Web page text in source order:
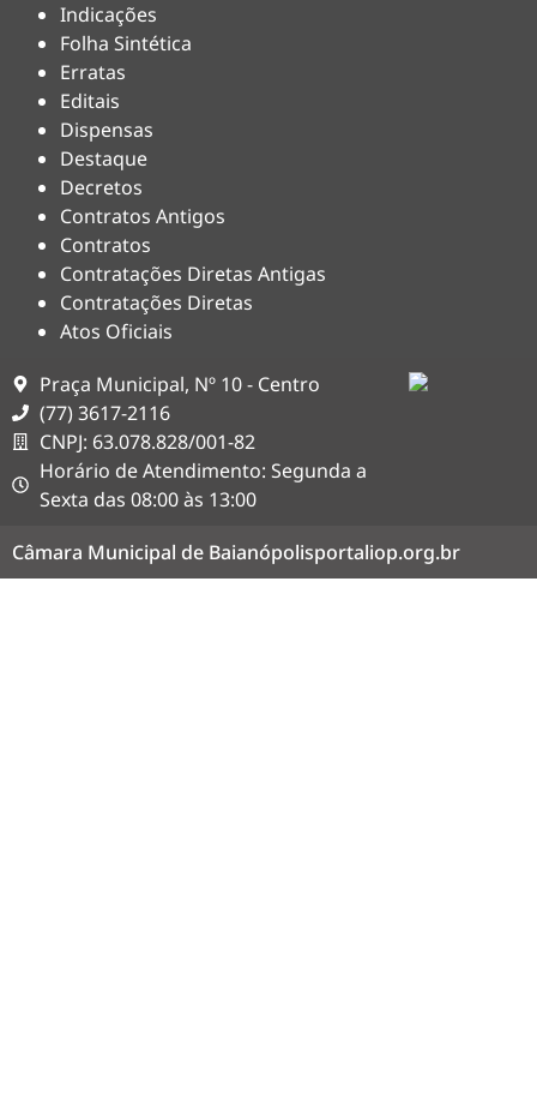
Indicações
Folha Sintética
Erratas
Editais
Dispensas
Destaque
Decretos
Contratos Antigos
Contratos
Contratações Diretas Antigas
Contratações Diretas
Atos Oficiais
Praça Municipal, Nº 10 - Centro
(77) 3617-2116
CNPJ: 63.078.828/001-82
Horário de Atendimento: Segunda a
Sexta das 08:00 às 13:00
Câmara Municipal de Baianópolisportaliop.org.br